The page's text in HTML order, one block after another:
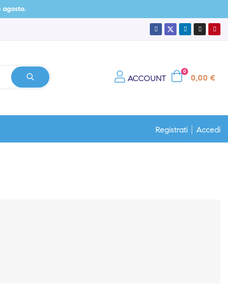
ACCOUNT
0
0,00 €
Registrati Accedi